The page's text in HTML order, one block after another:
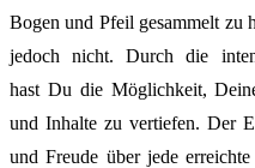
Bogen und Pfeil gesammelt zu
jedoch nicht. Durch die
hast Du die Möglichkeit,
und Inhalte zu vertiefen. Der
und Freude über jede